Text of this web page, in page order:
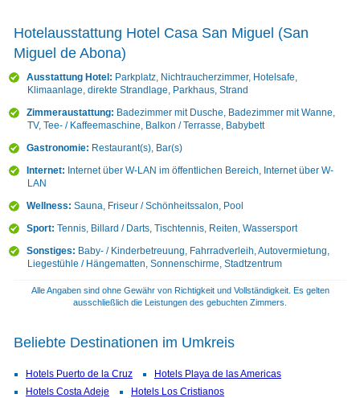
Hotelausstattung Hotel Casa San Miguel (San
Miguel de Abona)
Ausstattung Hotel: Parkplatz, Nichtraucherzimmer, Hotelsafe,
Klimaanlage, direkte Strandlage, Parkhaus, Strand
Zimmeraustattung: Badezimmer mit Dusche, Badezimmer mit Wanne,
TV, Tee- / Kaffeemaschine, Balkon / Terrasse, Babybett
Gastronomie: Restaurant(s), Bar(s)
Internet: Internet über W-LAN im öffentlichen Bereich, Internet über W-
LAN
Wellness: Sauna, Friseur / Schönheitssalon, Pool
Sport: Tennis, Billard / Darts, Tischtennis, Reiten, Wassersport
Sonstiges: Baby- / Kinderbetreuung, Fahrradverleih, Autovermietung,
Liegestühle / Hängematten, Sonnenschirme, Stadtzentrum
Alle Angaben sind ohne Gewähr von Richtigkeit und Vollständigkeit. Es gelten
ausschließlich die Leistungen des gebuchten Zimmers.
Beliebte Destinationen im Umkreis
Hotels Puerto de la Cruz
Hotels Playa de las Americas
Hotels Costa Adeje
Hotels Los Cristianos